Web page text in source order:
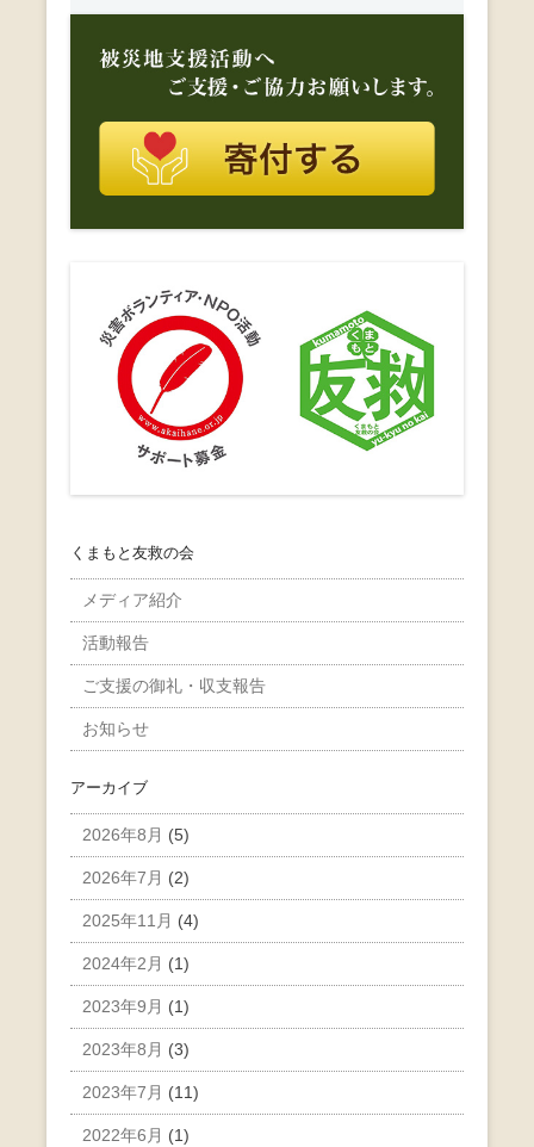
くまもと友救の会
メディア紹介
活動報告
ご支援の御礼・収支報告
お知らせ
アーカイブ
2026年8月 (5)
2026年7月 (2)
2025年11月 (4)
2024年2月 (1)
2023年9月 (1)
2023年8月 (3)
2023年7月 (11)
2022年6月 (1)